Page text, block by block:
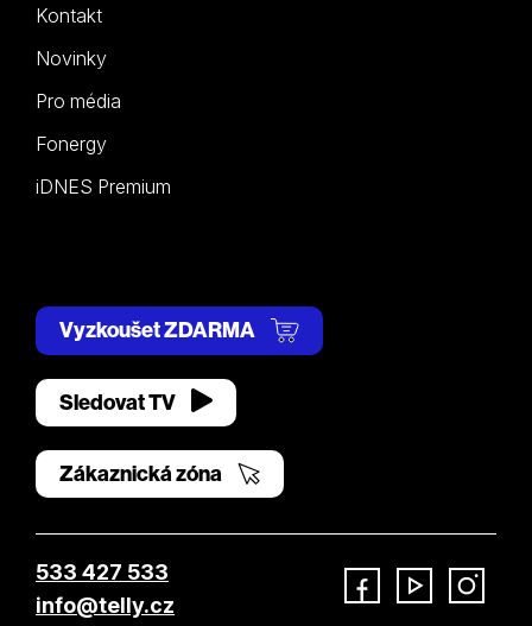
Kontakt
Novinky
Pro média
Fonergy
iDNES Premium
Vyzkoušet ZDARMA
Sledovat TV
Zákaznická zóna
533 427 533
info@telly.cz